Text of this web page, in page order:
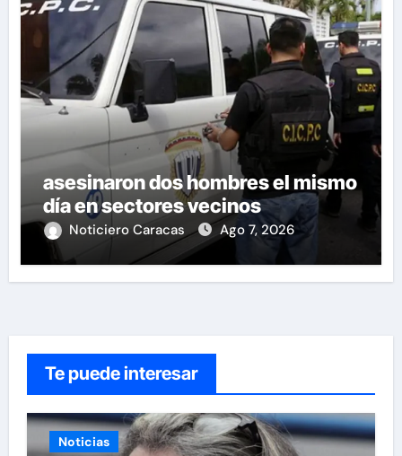
asesinaron dos hombres el mismo
día en sectores vecinos
Noticiero Caracas Ago 7, 2026
Te puede interesar
Noticias